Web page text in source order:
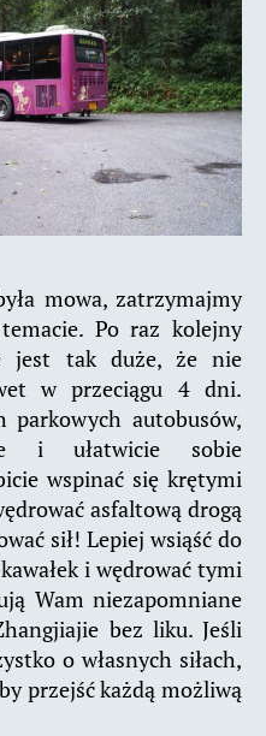
mowa, zatrzymajmy
Po raz kolejny
jest tak duże, że nie
w przeciągu 4 dni.
parkowych autobusów,
i ułatwicie sobie
wspinać się krętymi
asfaltową drogą
sił! Lepiej wsiąść do
i wędrować tymi
Wam niezapomniane
bez liku. Jeśli
o własnych siłach,
przejść każdą możliwą